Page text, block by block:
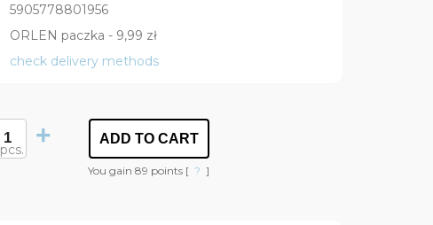
5905778801956
ORLEN paczka - 9,99 zł
check delivery methods
+
pcs.
ADD TO CART
You gain89 points [ ? ]